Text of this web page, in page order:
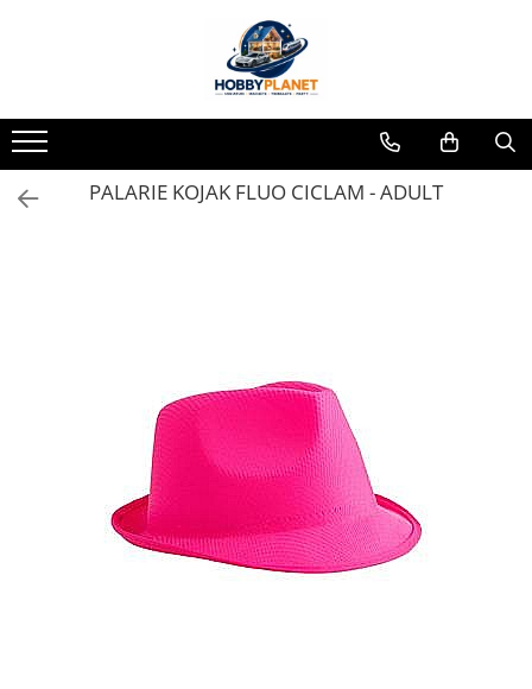
MINIATURI CASUTE PAPUSI
Accesorii miniaturale
Accesorii miniaturale diverse
Textile si lenjerii miniaturale
Vesela si servire miniaturi
Mobilier miniatural
Baie miniaturala
Bucatarie miniatura
PALARIE KOJAK FLUO CICLAM - ADULT